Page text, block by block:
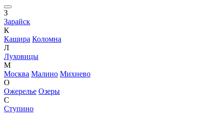
З
Зарайск
К
Кашира Коломна
Л
Луховицы
М
Москва Малино Михнево
О
Ожерелье Озеры
С
Ступино